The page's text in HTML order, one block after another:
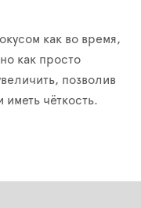
как во время,
как просто
позволив
чёткость.